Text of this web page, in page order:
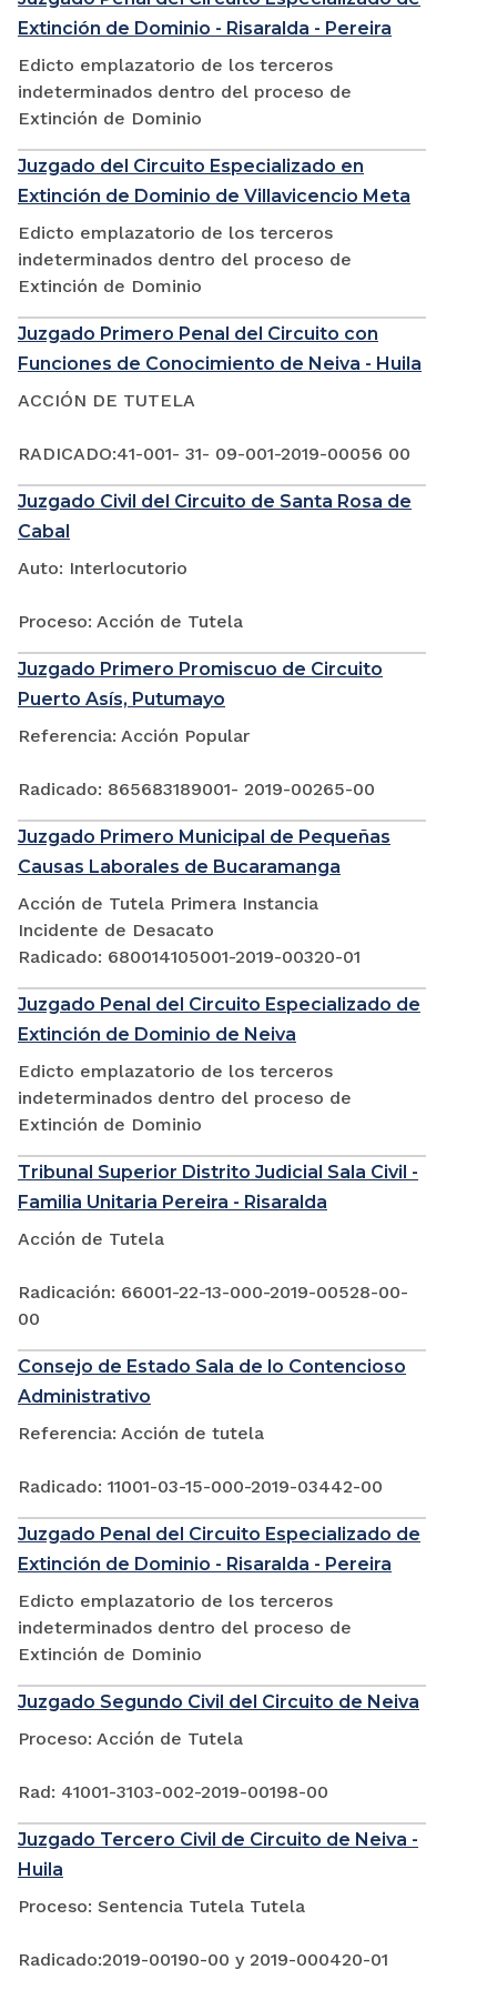
Extinción de Dominio - Risaralda - Pereira
Edicto emplazatorio de los terceros
indeterminados dentro del proceso de
Extinción de Dominio
Juzgado del Circuito Especializado en
Extinción de Dominio de Villavicencio Meta
Edicto emplazatorio de los terceros
indeterminados dentro del proceso de
Extinción de Dominio
Juzgado Primero Penal del Circuito con
Funciones de Conocimiento de Neiva - Huila
ACCIÓN DE TUTELA
RADICADO:41-001- 31- 09-001-2019-00056 00
Juzgado Civil del Circuito de Santa Rosa de
Cabal
Auto: Interlocutorio
Proceso: Acción de Tutela
Juzgado Primero Promiscuo de Circuito
Puerto Asís, Putumayo
Referencia: Acción Popular
Radicado: 865683189001- 2019-00265-00
Juzgado Primero Municipal de Pequeñas
Causas Laborales de Bucaramanga
Acción de Tutela Primera Instancia
Incidente de Desacato
Radicado: 680014105001-2019-00320-01
Juzgado Penal del Circuito Especializado de
Extinción de Dominio de Neiva
Edicto emplazatorio de los terceros
indeterminados dentro del proceso de
Extinción de Dominio
Tribunal Superior Distrito Judicial Sala Civil -
Familia Unitaria Pereira - Risaralda
Acción de Tutela
Radicación: 66001-22-13-000-2019-00528-00-
00
Consejo de Estado Sala de lo Contencioso
Administrativo
Referencia: Acción de tutela
Radicado: 11001-03-15-000-2019-03442-00
Juzgado Penal del Circuito Especializado de
Extinción de Dominio - Risaralda - Pereira
Edicto emplazatorio de los terceros
indeterminados dentro del proceso de
Extinción de Dominio
Juzgado Segundo Civil del Circuito de Neiva
Proceso: Acción de Tutela
Rad: 41001-3103-002-2019-00198-00
Juzgado Tercero Civil de Circuito de Neiva -
Huila
Proceso: Sentencia Tutela Tutela
Radicado:2019-00190-00 y 2019-000420-01